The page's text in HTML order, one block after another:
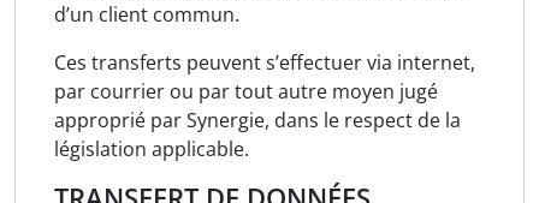
d’un client commun.
Ces transferts peuvent s’effectuer via internet,
par courrier ou par tout autre moyen jugé
approprié par Synergie, dans le respect de la
législation applicable.